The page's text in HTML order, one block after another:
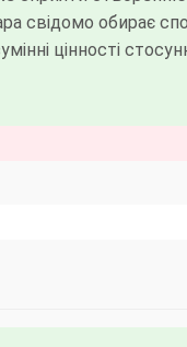
свідомо обирає
цінності